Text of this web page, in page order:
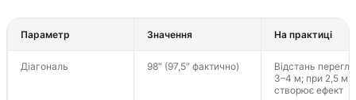
Параметр Значення На практиці
Діагональ 98″ (97,5″ фактично)
Відстань
3–4 м; при 2,5 м
створює ефект